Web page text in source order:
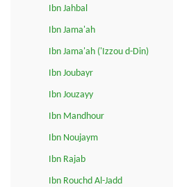
Ibn Jahbal
Ibn Jama'ah
Ibn Jama'ah ('Izzou d-Din)
Ibn Joubayr
Ibn Jouzayy
Ibn Mandhour
Ibn Noujaym
Ibn Rajab
Ibn Rouchd Al-Jadd